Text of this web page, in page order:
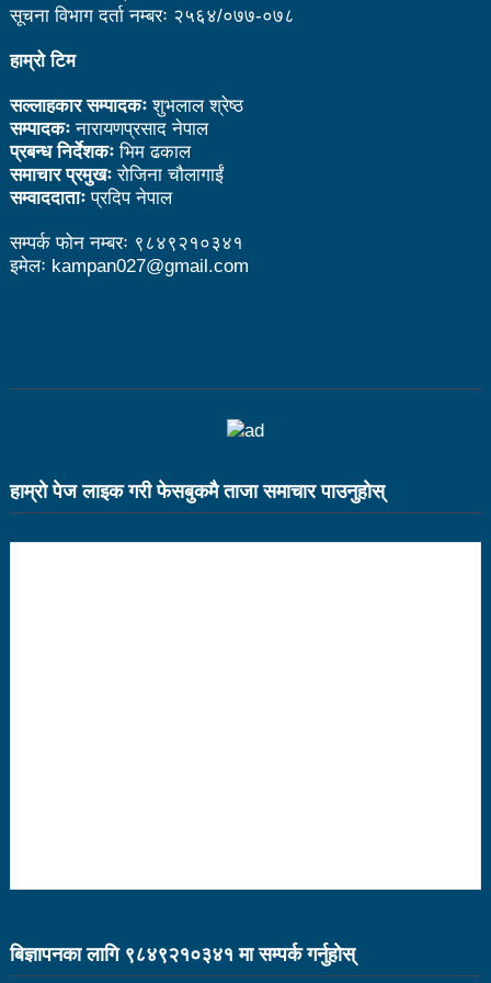
सञ्चारकर्मीसँग छलफल
सामाजिक सञ्जाल व्यवस्थित गर्न बलियो पत्रकारिता हुनैपर्छः
सरोकारवाला
नेपाल अभौतिक सांस्कृतिक सम्पदाको दृष्टिले धनी छः मन्त्री
तामाङ
कार्यकर्तालाई मन्त्री तामाङको निर्देशन
सूचना विभाग दर्ता नम्बरः २५६४/०७७-०७८
हाम्रो टिम
सल्लाहकार सम्पादकःशुभलाल श्रेष्ठ
सम्पादकःनारायणप्रसाद नेपाल
प्रबन्ध निर्देशकःभिम ढकाल
समाचार प्रमुखःरोजिना चौलागाईं
सम्वाददाताःप्रदिप नेपाल
सम्पर्क फोन नम्बरः ९८४९२१०३४१
इमेलः kampan027@gmail.com
हाम्राे पेज लाइक गरी फेसबुकमै ताजा समाचार पाउनुहाेस्
बिज्ञापनका लागि ९८४९२१०३४१ मा सम्पर्क गर्नुहाेस्